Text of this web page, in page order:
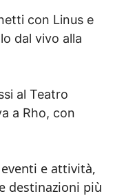
con Linus e
dal vivo alla
al Teatro
a Rho, con
e attività,
destinazioni più